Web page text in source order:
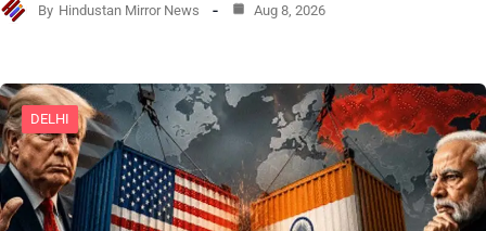
By Hindustan Mirror News Aug 8, 2026
DELHI